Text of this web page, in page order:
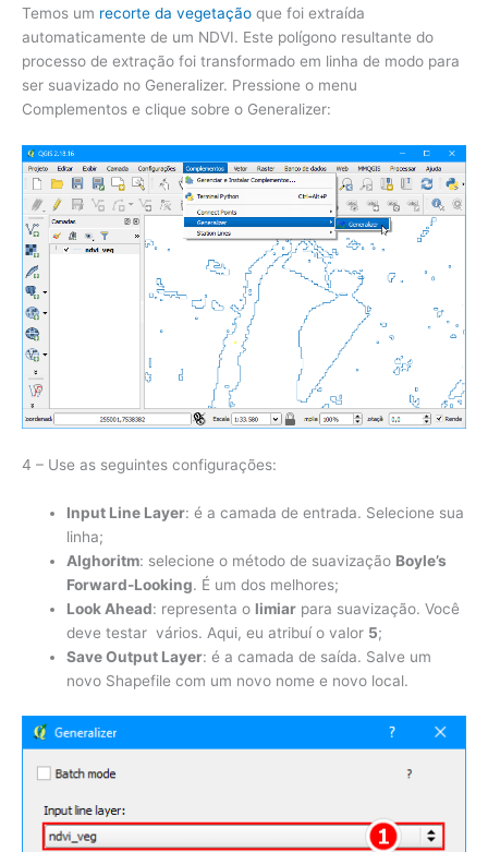
Temos um recorte da vegetação que foi extraída
automaticamente de um NDVI. Este polígono resultante do
processo de extração foi transformado em linha de modo para
ser suavizado no Generalizer. Pressione o menu
Complementos e clique sobre o Generalizer:
4 – Use as seguintes configurações:
Input Line Layer: é a camada de entrada. Selecione sua
linha;
Alghoritm: selecione o método de suavização Boyle’s
Forward-Looking. É um dos melhores;
Look Ahead: representa o limiar para suavização. Você
deve testar vários. Aqui, eu atribuí o valor 5;
Save Output Layer: é a camada de saída. Salve um
novo Shapefile com um novo nome e novo local.